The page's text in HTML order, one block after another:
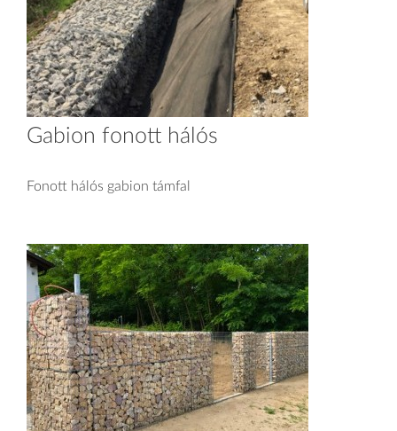
Gabion fonott hálós
Fonott hálós gabion támfal